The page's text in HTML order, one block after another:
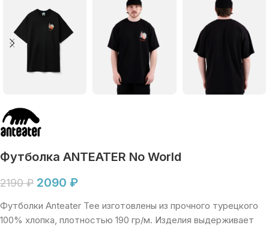
Футболка ANTEATER No World
2190₽ 2090 ₽
Футболки Anteater Tee изготовлены из прочного турецкого
100% хлопка, плотностью 190 гр/м. Изделия выдерживает